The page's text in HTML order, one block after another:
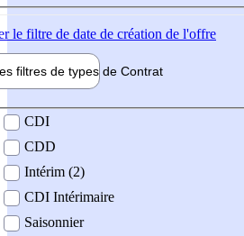
le filtre de date de création de l'offre
filtres de types de Contrat
contrat
CDI
CDD
Intérim (2)
CDI Intérimaire
Saisonnier